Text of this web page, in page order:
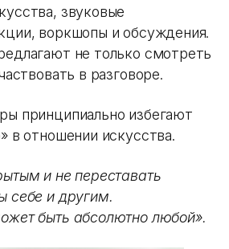
звуковые
воркшопы и обсуждения.
не только смотреть
в разговоре.
принципиально избегают
в отношении искусства.
и не переставать
себе и другим.
быть абсолютно любой».